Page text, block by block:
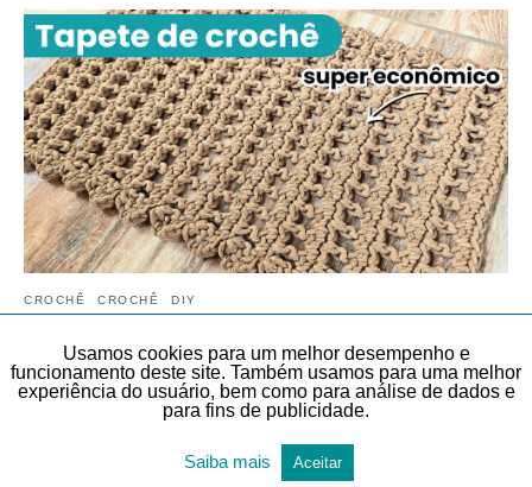
CROCHÊ CROCHÊ DIY
TEMAS DIVERSOS TODAS AS POSTAGENS
Tapete de crochê simples e bonito | Tapete
de crochê fácil e rápido em menos de 9
Usamos cookies para um melhor desempenho e
funcionamento deste site. Também usamos para uma melhor
experiência do usuário, bem como para análise de dados e
para fins de publicidade.
Saiba mais Aceitar